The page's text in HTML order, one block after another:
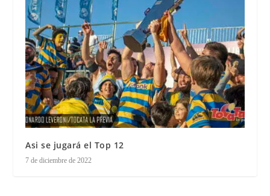
Asi se jugará el Top 12
7 de diciembre de 2022